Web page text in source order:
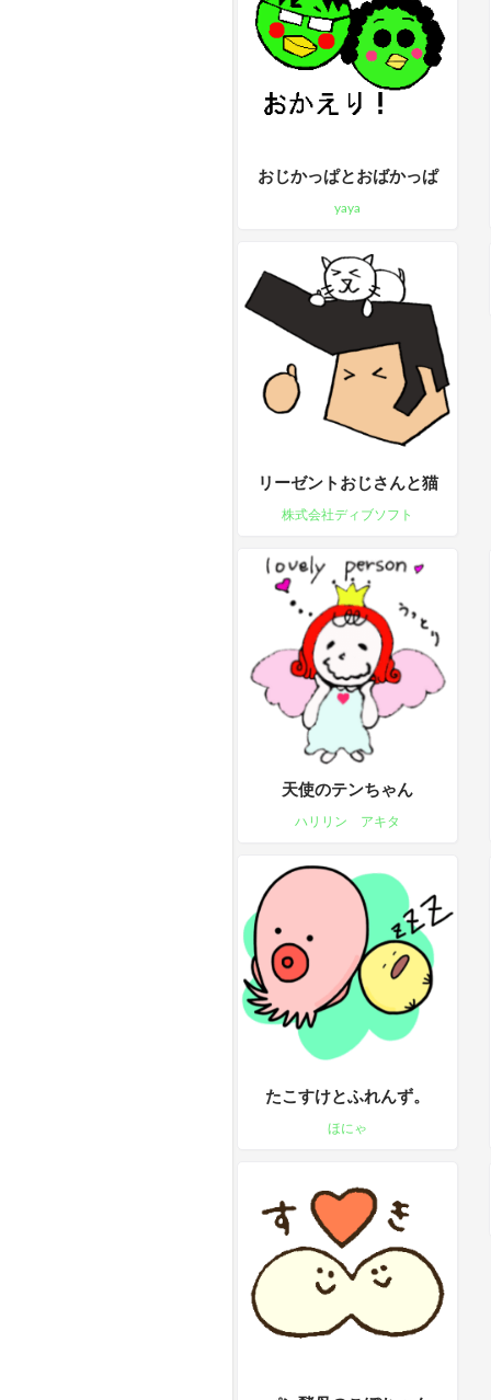
おじかっぱとおばかっぱ
yaya
リーゼントおじさんと猫
株式会社ディブソフト
天使のテンちゃん
ハリリン アキタ
たこすけとふれんず。
ほにゃ